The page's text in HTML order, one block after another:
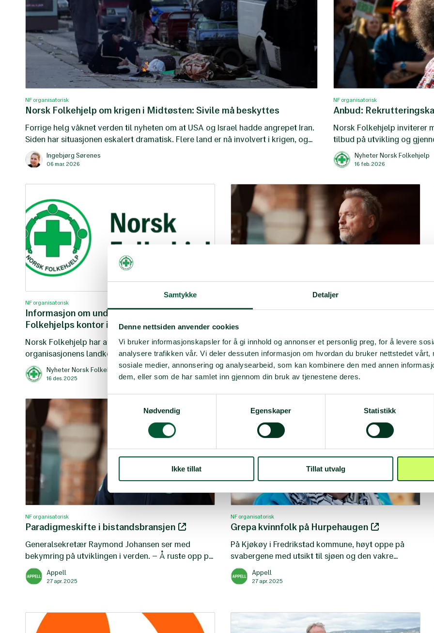
Samtykke Detaljer
Denne nettsiden anvender cookies
Vi bruker informasjonskapsler for å gi innhold og annonser et personlig preg, for å levere
analysere trafikken vår. Vi deler dessuten informasjon om hvordan du bruker nettstedet vårt,
sosiale medier, annonsering og analysearbeid, som kan kombinere den med annen
dem, eller som de har samlet inn gjennom din bruk av tjenestene deres.
Samtykkevalg
Nødvendig
Egenskaper Statistikk
Ikke tillat Tillat utvalg
NF organisatorisk
Norsk Folkehjelp om krigen i Midtøsten: Sivile må beskyttes
Forrige helg våknet verden til nyheten om at USA og Israel hadde angrepet Iran.
Siden har situasjonen eskalert dramatisk. Flere land er nå involvert i krigen, og
frykten for en regional storkrig øker.
Ingebjørg Sørenes
06 mar. 2026
NF organisatorisk
Anbud:
Norsk Folkehjelp inviterer
tilbud på utvikling og
mål om å øke antall
Nyheter Norsk Folkehjelp
16 feb. 2026
NF organisatorisk
Informasjon om underslag ved Norsk
Folkehjelps kontor i Libanon
Norsk Folkehjelp har avdekket underslag ved
organisasjonens landkontor i Libanon. Underslaget
ble oppdaget av ansatte ved hovedkontoret i
oktober. Undersøkelser ble igangsatt umiddelbart
Nyheter Norsk Folkehjelp
16 des. 2025
Norsk Folkehjelp og Fagforbundet: ille å
sparke etikken ut av Oljefondet
– Når verden endrer seg, bør etikken og moralen stå
fast, sier generalsekretær i Norsk Folkehjelp,
Raymond Johansen.
Nyheter Norsk Folkehjelp
04 nov. 2025
NF organisatorisk
Paradigmeskifte i bistandsbransjen
Generalsekretær Raymond Johansen ser med
bekymring på utviklingen i verden. – Å ruste opp på
bekostning av bistand er både kortsiktig og naivt,
slår han fast.
Appell
27 apr. 2025
NF organisatorisk
Grepa kvinnfolk på Hurpehaugen
På Kjøkøy i Fredrikstad kommune, høyt oppe på
svabergene med utsikt til sjøen og den vakre
fastlandsveien over til Hvaler, ligger hytta til Eva
Olsen (74). Nå har pensjonisten bestemt seg for at
Appell
27 apr. 2025